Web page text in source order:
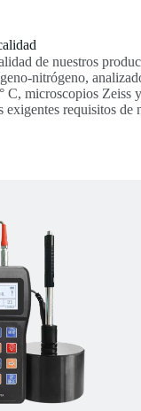
de nuestros
nitrógeno,
C, microscopios Zeiss
requisitos de